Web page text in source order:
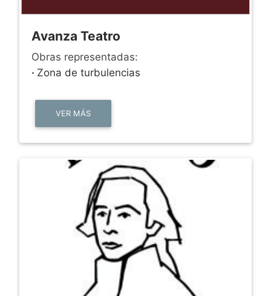
Avanza Teatro
Obras representadas:
· Zona de turbulencias
VER MÁS